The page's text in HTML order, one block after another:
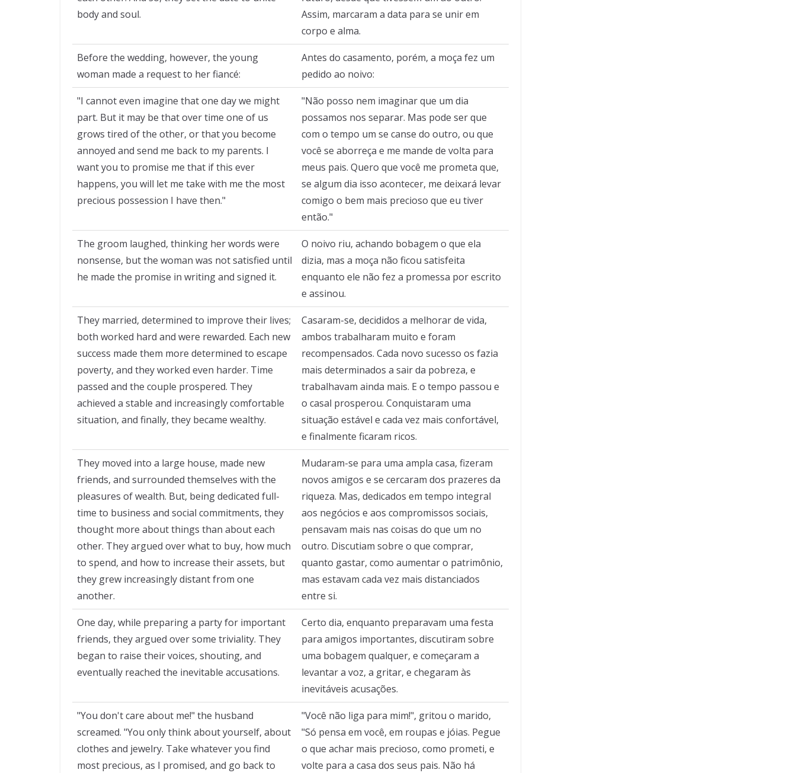
body and soul.
Assim, marcaram a data para se unir em
corpo e alma.
Before the wedding, however, the young
woman made a request to her fiancé:
Antes do casamento, porém, a moça fez um
pedido ao noivo:
"I cannot even imagine that one day we might
part. But it may be that over time one of us
grows tired of the other, or that you become
annoyed and send me back to my parents. I
want you to promise me that if this ever
happens, you will let me take with me the most
precious possession I have then."
"Não posso nem imaginar que um dia
possamos nos separar. Mas pode ser que
com o tempo um se canse do outro, ou que
você se aborreça e me mande de volta para
meus pais. Quero que você me prometa que,
se algum dia isso acontecer, me deixará levar
comigo o bem mais precioso que eu tiver
então."
The groom laughed, thinking her words were
nonsense, but the woman was not satisfied until
he made the promise in writing and signed it.
O noivo riu, achando bobagem o que ela
dizia, mas a moça não ficou satisfeita
enquanto ele não fez a promessa por escrito
e assinou.
They married, determined to improve their lives;
both worked hard and were rewarded. Each new
success made them more determined to escape
poverty, and they worked even harder. Time
passed and the couple prospered. They
achieved a stable and increasingly comfortable
situation, and finally, they became wealthy.
Casaram-se, decididos a melhorar de vida,
ambos trabalharam muito e foram
recompensados. Cada novo sucesso os fazia
mais determinados a sair da pobreza, e
trabalhavam ainda mais. E o tempo passou e
o casal prosperou. Conquistaram uma
situação estável e cada vez mais confortável,
e finalmente ficaram ricos.
They moved into a large house, made new
friends, and surrounded themselves with the
pleasures of wealth. But, being dedicated full-
time to business and social commitments, they
thought more about things than about each
other. They argued over what to buy, how much
to spend, and how to increase their assets, but
they grew increasingly distant from one
another.
Mudaram-se para uma ampla casa, fizeram
novos amigos e se cercaram dos prazeres da
riqueza. Mas, dedicados em tempo integral
aos negócios e aos compromissos sociais,
pensavam mais nas coisas do que um no
outro. Discutiam sobre o que comprar,
quanto gastar, como aumentar o patrimônio,
mas estavam cada vez mais distanciados
entre si.
One day, while preparing a party for important
friends, they argued over some triviality. They
began to raise their voices, shouting, and
eventually reached the inevitable accusations.
Certo dia, enquanto preparavam uma festa
para amigos importantes, discutiram sobre
uma bobagem qualquer, e começaram a
levantar a voz, a gritar, e chegaram às
inevitáveis acusações.
"You don't care about me!" the husband
screamed. "You only think about yourself, about
clothes and jewelry. Take whatever you find
most precious, as I promised, and go back to
"Você não liga para mim!", gritou o marido,
"Só pensa em você, em roupas e jóias. Pegue
o que achar mais precioso, como prometi, e
volte para a casa dos seus pais. Não há